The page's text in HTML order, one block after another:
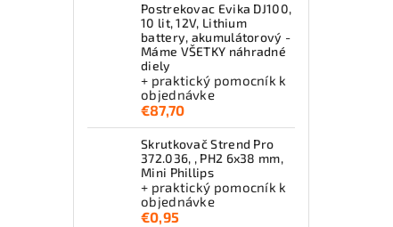
Postrekovac Evika DJ100,
10 lit, 12V, Lithium
battery, akumulátorový -
Máme VŠETKY náhradné
diely
+ praktický pomocník k
objednávke
€87,70
Skrutkovač Strend Pro
372.036, , PH2 6x38 mm,
Mini Phillips
+ praktický pomocník k
objednávke
€0,95